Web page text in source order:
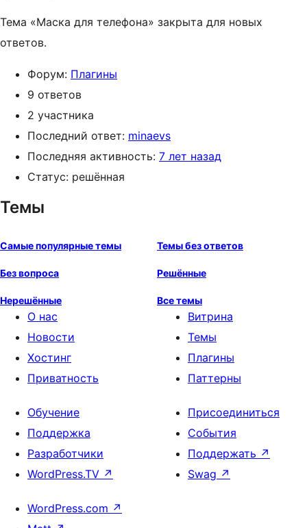
Тема «Маска для телефона» закрыта для новых
ответов.
Форум: Плагины
9 ответов
2 участника
Последний ответ: minaevs
Последняя активность: 7 лет назад
Статус: решённая
Темы
Самые популярные темы Темы без ответов
Без вопроса Решённые
Нерешённые Все темы
О нас
Новости
Хостинг
Приватность
Витрина
Темы
Плагины
Паттерны
Обучение
Поддержка
Разработчики
WordPress.TV ↗
Присоединиться
События
Поддержать ↗
Swag ↗
WordPress.com ↗